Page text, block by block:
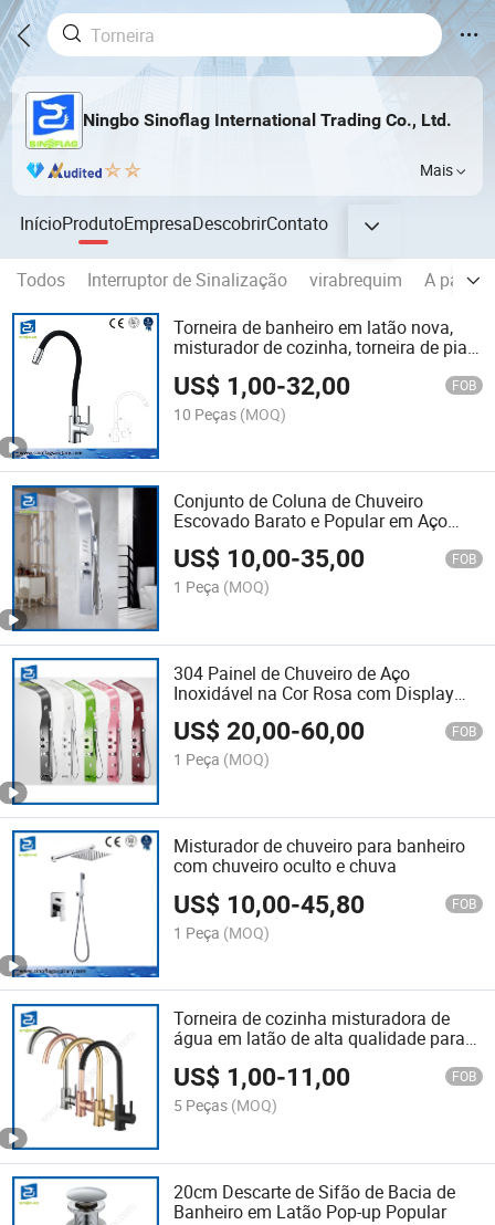
Ningbo Sinoflag International Trading Co., Ltd.
Mais
InícioProdutoEmpresaDescobrirContato
Todos Interruptor de Sinalização virabrequim
A parte
Torneira de banheiro em latão nova,
misturador de cozinha, torneira de pia
US$ 1,00-32,00 FOB
10 Peças (MOQ)
Conjunto de Coluna de Chuveiro
Escovado Barato e Popular em Aço
Inoxidável 304 Painel de Chuveiro para
Banheiro
US$ 10,00-35,00 FOB
1 Peça (MOQ)
304 Painel de Chuveiro de Aço
Inoxidável na Cor Rosa com Display
Digital de Temperatura
US$20,00-60,00 FOB
1 Peça (MOQ)
Misturador de chuveiro para banheiro
com chuveiro oculto e chuva
US$ 10,00-45,80 FOB
1 Peça (MOQ)
Torneira de cozinha misturadora de
água em latão de alta qualidade para
atacado
US$ 1,00-11,00 FOB
5 Peças (MOQ)
20cm Descarte de Sifão de Bacia de
Banheiro em Latão Pop-up Popular